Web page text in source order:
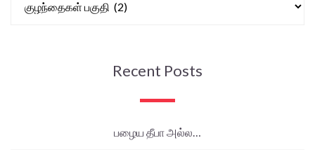
Recent Posts
பழைய தீபா அல்ல…